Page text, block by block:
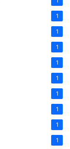
1
1
1
1
1
1
1
1
1